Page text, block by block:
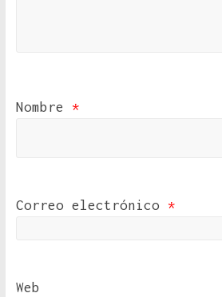
Nombre *
Correo electrónico *
Web